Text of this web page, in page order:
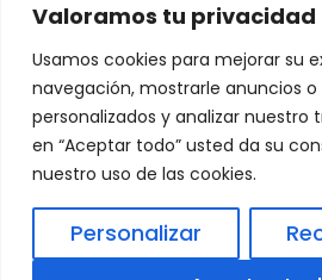
Valoramos tu privacidad
Usamos cookies para mejorar su
navegación, mostrarle anuncios
personalizados y analizar nuestro
en “Aceptar todo” usted da su
nuestro uso de las cookies.
Personalizar
Cultura
Educación
Eventos
Trabajo
Política de